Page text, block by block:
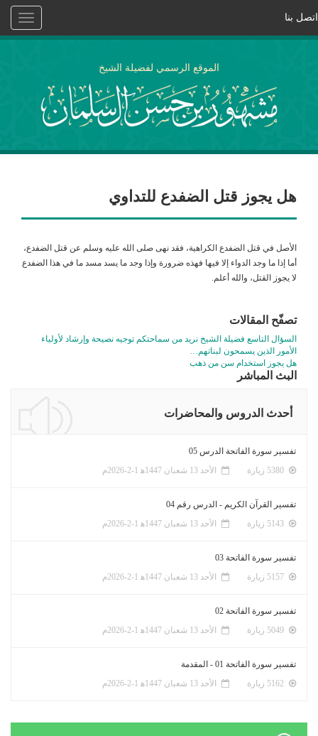
Toggle
اتصل بنا
الموقع الرسمي لفضيلة الشيخ
هل يجوز قتل الضفدع للتداوي
الأصل في قتل الضفدع الكراهية، فقد نهى صلى الله عليه وسلم عن قتل الضفدع،
أما إذا ما وجد الدواء إلا فيها فهذه ضرورة وإذا وجد ما يسد مسد ما في هذا الضفدع
لا يجوز القتل، والله أعلم.
تصفّح المقالات
السؤال التاسع فضيلة الشيخ نريد من سماحتكم توجيه نصيحة وإرشاد لأولياء
الأمور الذين يسمحون لبناتهم…
هل يجوز استخدام سن من ذهب
البث المباشر
أحدث الدروس والمحاضرات
تفسير سورة الفاتحة الدرس 05
الأحد 13 شعبان 1447ﻫ 1-2-2026م
تفسير القرآن الكريم - الدرس رقم 04
الأحد 13 شعبان 1447ﻫ 1-2-2026م
تفسير سورة الفاتحة 03
الأحد 13 شعبان 1447ﻫ 1-2-2026م
تفسير سورة الفاتحة 02
الأحد 13 شعبان 1447ﻫ 1-2-2026م
تفسير سورة الفاتحة 01 - المقدمة
الأحد 13 شعبان 1447ﻫ 1-2-2026م